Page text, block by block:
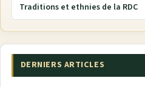
Traditions et ethnies de la RDC
DERNIERS ARTICLES